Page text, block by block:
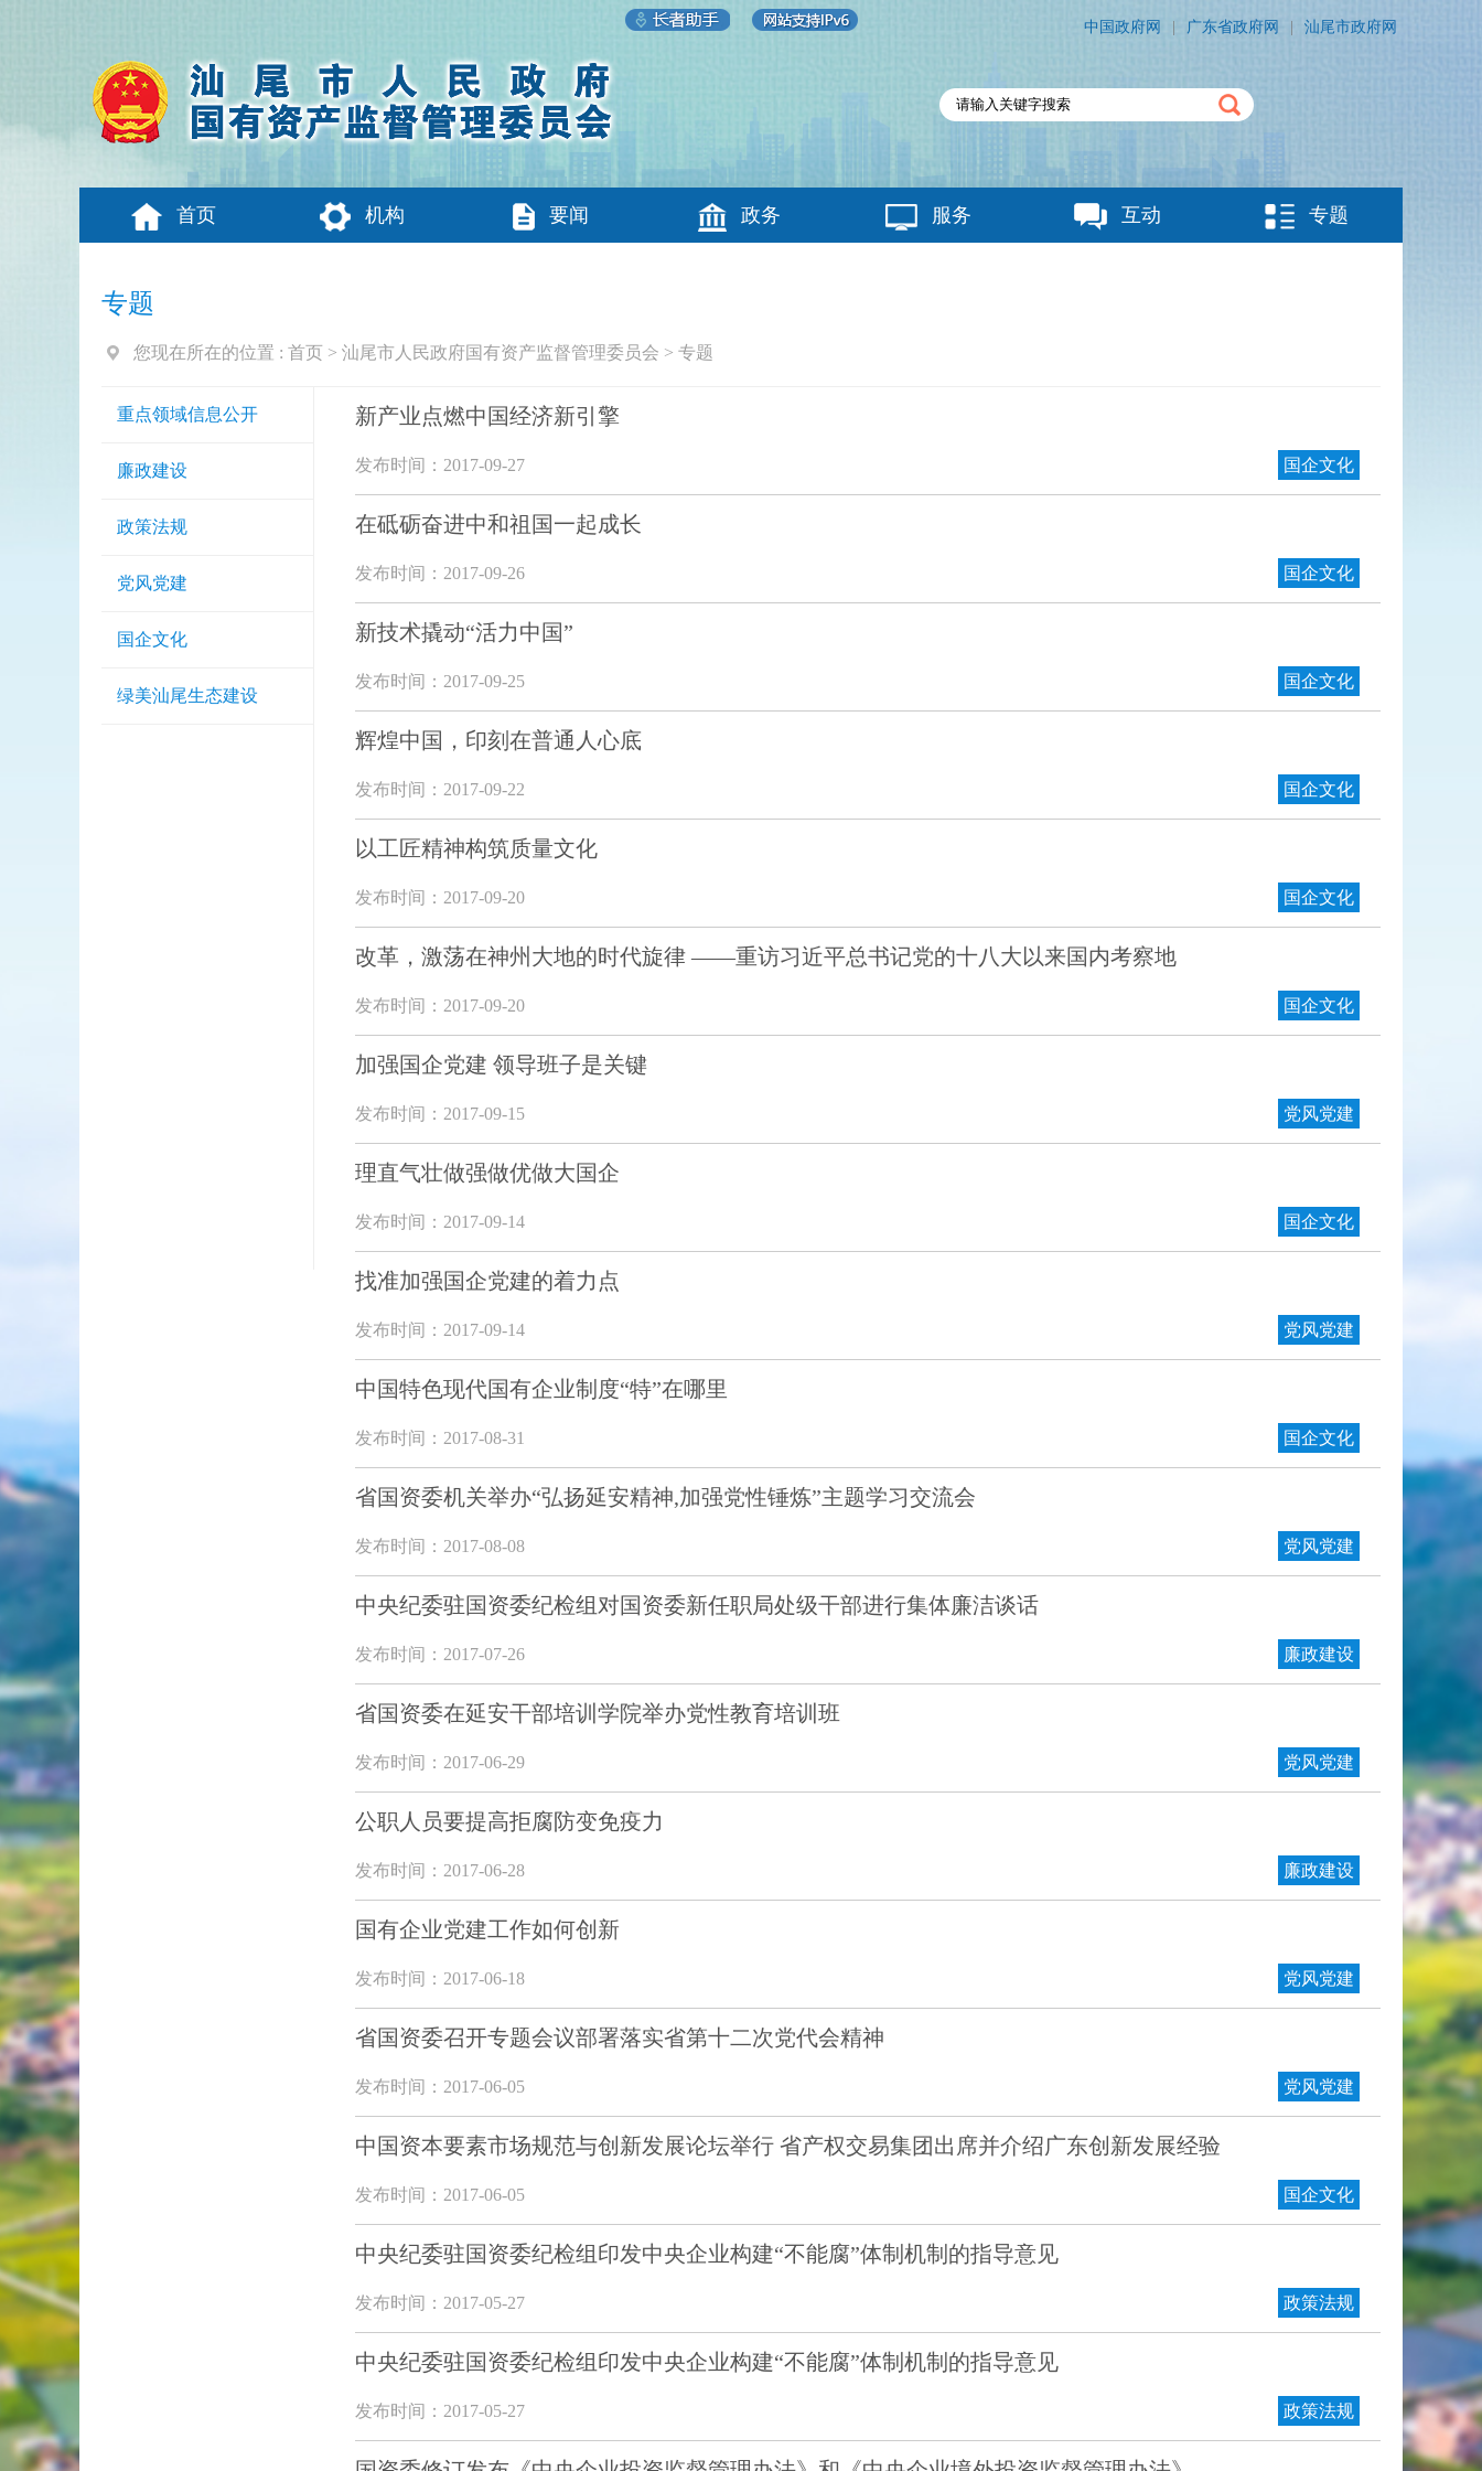
汕尾市政府网
广东省政府网
中国政府网
首页 机构 要闻 政务 服务 互动 专题
专题
您现在所在的位置 : 首页 > 汕尾市人民政府国有资产监督管理委员会 > 专题
重点领域信息公开
廉政建设
政策法规
党风党建
国企文化
绿美汕尾生态建设
新产业点燃中国经济新引擎
发布时间：2017-09-27 国企文化
在砥砺奋进中和祖国一起成长
发布时间：2017-09-26 国企文化
新技术撬动“活力中国”
发布时间：2017-09-25 国企文化
辉煌中国，印刻在普通人心底
发布时间：2017-09-22 国企文化
以工匠精神构筑质量文化
发布时间：2017-09-20 国企文化
改革，激荡在神州大地的时代旋律 ——重访习近平总书记党的十八大以来国内考察地
发布时间：2017-09-20 国企文化
加强国企党建 领导班子是关键
发布时间：2017-09-15 党风党建
理直气壮做强做优做大国企
发布时间：2017-09-14 国企文化
找准加强国企党建的着力点
发布时间：2017-09-14 党风党建
中国特色现代国有企业制度“特”在哪里
发布时间：2017-08-31 国企文化
省国资委机关举办“弘扬延安精神,加强党性锤炼”主题学习交流会
发布时间：2017-08-08 党风党建
中央纪委驻国资委纪检组对国资委新任职局处级干部进行集体廉洁谈话
发布时间：2017-07-26 廉政建设
省国资委在延安干部培训学院举办党性教育培训班
发布时间：2017-06-29 党风党建
公职人员要提高拒腐防变免疫力
发布时间：2017-06-28 廉政建设
国有企业党建工作如何创新
发布时间：2017-06-18 党风党建
省国资委召开专题会议部署落实省第十二次党代会精神
发布时间：2017-06-05 党风党建
中国资本要素市场规范与创新发展论坛举行 省产权交易集团出席并介绍广东创新发展经验
发布时间：2017-06-05 国企文化
中央纪委驻国资委纪检组印发中央企业构建“不能腐”体制机制的指导意见
发布时间：2017-05-27 政策法规
中央纪委驻国资委纪检组印发中央企业构建“不能腐”体制机制的指导意见
发布时间：2017-05-27 政策法规